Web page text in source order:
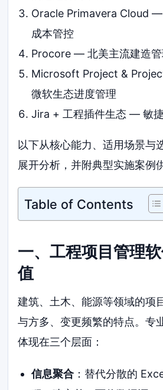
Oracle Primavera Cloud
成本管控
Procore — 北美主流建造管
Microsoft Project &
微软生态进度管理
Jira + 工程插件生态 — 敏
以下从核心能力、适用场景与
展开分析，并附典型实施案例
Table of Contents
一、工程项目管理
值
建筑、土木、能源等领域的项
与方多、变更频繁的特点。专
体现在三个层面：
信息聚合：替代分散的